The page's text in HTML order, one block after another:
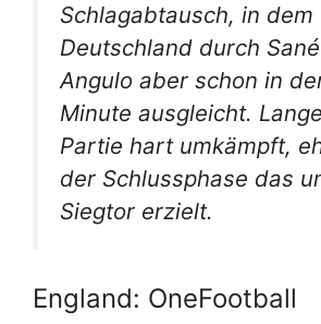
Schlagabtausch, in dem
Deutschland durch
Angulo aber schon in
Minute ausgleicht.
Partie hart umkämpft,
der Schlussphase das
Siegtor erzielt.
England: OneFootball